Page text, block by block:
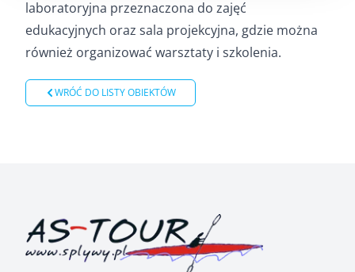
laboratoryjna przeznaczona do zajęć
edukacyjnych oraz sala projekcyjna, gdzie można
również organizować warsztaty i szkolenia.
WRÓĆ DO LISTY OBIEKTÓW